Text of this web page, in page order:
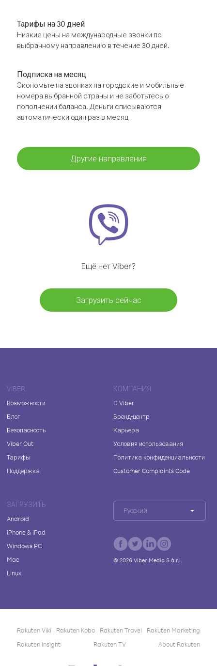
Тарифы на 30 дней
Низкие цены на международные звонки по
выбранному направлению в течение 30 дней.
Подписка на месяц
Экономьте на звонках на городские и мобильные
номера выбранной страны и не заботьтесь о
пополнении баланса. Деньги списываются
автоматически один раз в месяц
Другие направления
Ещё нет Viber?
Загрузить сейчас
VIBER
Возможности
Блог
Безопасность
Viber Out
Тарифы
Поддержка
КОМПАНИЯ
О Viber
Бренд-центр
Карьера
Условия использования
Политика конфиденциальности
Customer Complaints Code
ЗАГРУЗИТЬ
Android
iPhone & iPad
Windows PC
Mac
Linux
Русский
© 2026Viber Media S.à r.l.
Rakuten Viki Rakuten Kobo Rakuten Travel
Rakuten Marketing
Rakuten Insight
Rakuten TV About Rakuten